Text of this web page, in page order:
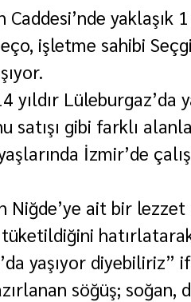
yaklaşık
işletme sahibi
yıldır Lüleburgaz’da
gibi farklı
İzmir’de
Niğde’ye ait bir
yaşıyor diyebiliriz”
söğüş; soğan,